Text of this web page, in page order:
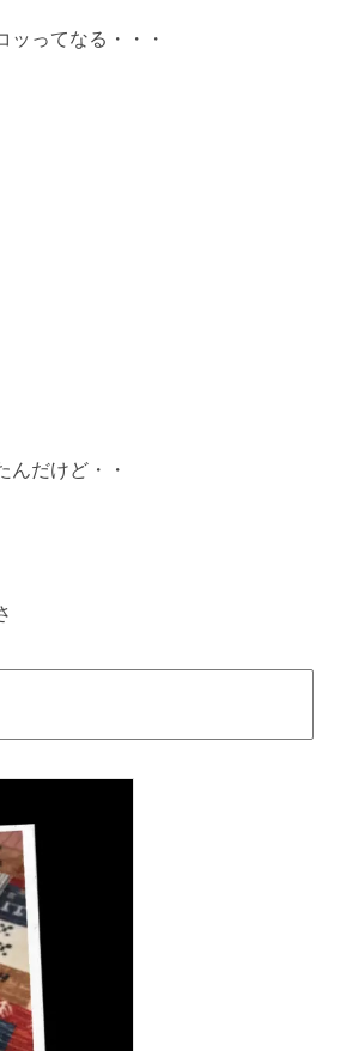
ってなる・・・
んだけど・・